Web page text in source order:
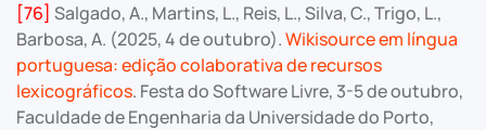
[76] Salgado, A., Martins, L., Reis, L., Silva, C., Trigo, L.,
Barbosa, A. (2025, 4 de outubro).Wikisource em língua
portuguesa: edição colaborativa de recursos
lexicográficos. Festa do Software Livre, 3-5 de outubro,
Faculdade de Engenharia da Universidade do Porto,